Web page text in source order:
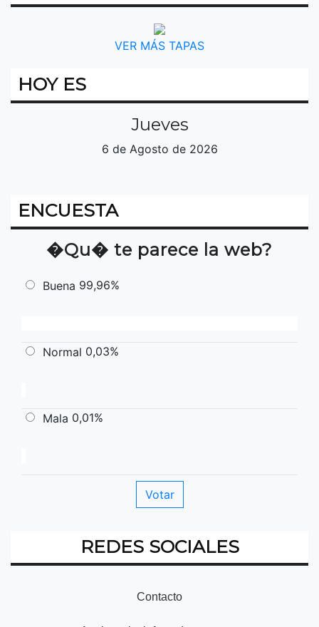
VER MÁS TAPAS
HOY ES
Jueves
6 de Agosto de 2026
ENCUESTA
�Qu� te parece la web?
Buena 99,96%
Normal 0,03%
Mala 0,01%
REDES SOCIALES
Contacto